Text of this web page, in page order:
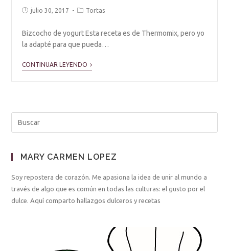
julio 30, 2017 Tortas
Bizcocho de yogurt Esta receta es de Thermomix, pero yo
la adapté para que pueda…
CONTINUAR LEYENDO
MARY CARMEN LOPEZ
Soy repostera de corazón. Me apasiona la idea de unir al mundo a
través de algo que es común en todas las culturas: el gusto por el
dulce. Aquí comparto hallazgos dulceros y recetas